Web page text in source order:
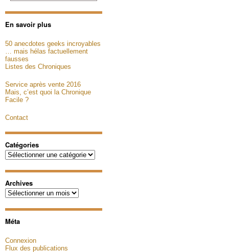
En savoir plus
50 anecdotes geeks incroyables
… mais hélas factuellement
fausses
Listes des Chroniques
Service après vente 2016
Mais, c’est quoi la Chronique
Facile ?
Contact
Catégories
Catégories
Archives
Archives
Méta
Connexion
Flux des publications